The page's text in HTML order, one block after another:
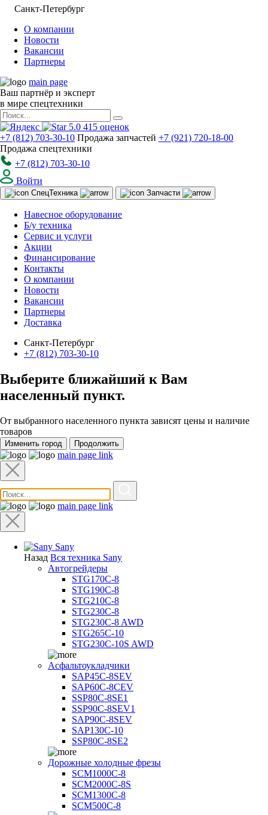
Санкт-Петербург
О компании
Новости
Вакансии
Партнеры
main page
Ваш партнёр и эксперт
в мире спецтехники
5.0 415 оценок
+7 (812) 703-30-10 Продажа запчастей +7 (921) 720-18-00
Продажа спецтехники
+7 (812) 703-30-10
Войти
СпецТехника Запчасти
Навесное оборудование
Б/у техника
Сервис и услуги
Акции
Финансирование
Контакты
О компании
Новости
Вакансии
Партнеры
Доставка
Санкт-Петербург
+7 (812) 703-30-10
Выберите ближайший к Вам
населенный пункт.
От выбранного населенного пункта зависят цены и наличие
товаров
Изменить город Продолжить
main page link
main page link
Sany
Назад Вся техника Sany
Автогрейдеры
STG170C-8
STG190C-8
STG210C-8
STG230C-8
STG230C-8 AWD
STG265C-10
STG230C-10S AWD
Асфальтоукладчики
SAP45С-8SEV
SAP60C-8CEV
SSP80C-8SE1
SSP90C-8SEV1
SAP90C-8SEV
SAP130C-10
SSP80C-8SE2
Дорожные холодные фрезы
SCM1000C-8
SCM2000C-8S
SCM1300C-8
SCM500C-8